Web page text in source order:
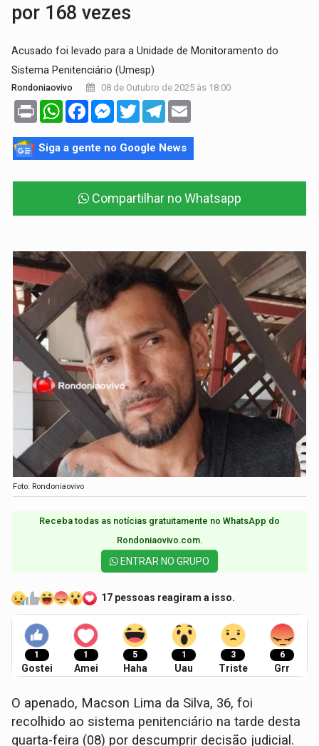
por 168 vezes
Acusado foi levado para a Unidade de Monitoramento do
Sistema Penitenciário (Umesp)
Rondoniaovivo 08 de Outubro de 2025 às 18:00
Print WhatsAppFacebookMessenger
TwitterTelegram
Siga a gente no Google News
Compartilhar no Whatsapp
Foto: Rondoniaovivo
Receba todas as notícias gratuitamente no WhatsApp do
Rondoniaovivo.com.​
ENTRAR NO GRUPO
17 pessoas reagiram a isso.
1
Gostei
1
Amei
5
Haha
1
Uau
3
Triste
6
Grr
O apenado, Macson Lima da Silva, 36, foi
recolhido ao sistema penitenciário na tarde desta
quarta-feira (08) por descumprir decisão judicial.